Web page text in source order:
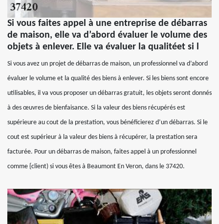
Si vous faites appel à une entreprise de débarras
de maison, elle va d’abord évaluer le volume des
objets à enlever. Elle va évaluer la qualitéet si l
Si vous avez un projet de débarras de maison, un professionnel va d’abord
évaluer le volume et la qualité des biens à enlever. Si les biens sont encore
utilisables, il va vous proposer un débarras gratuit, les objets seront donnés
à des œuvres de bienfaisance. Si la valeur des biens récupérés est
supérieure au cout de la prestation, vous bénéficierez d’un débarras. Si le
cout est supérieur à la valeur des biens à récupérer, la prestation sera
facturée. Pour un débarras de maison, faites appel à un professionnel
comme {client) si vous êtes à Beaumont En Veron, dans le 37420.